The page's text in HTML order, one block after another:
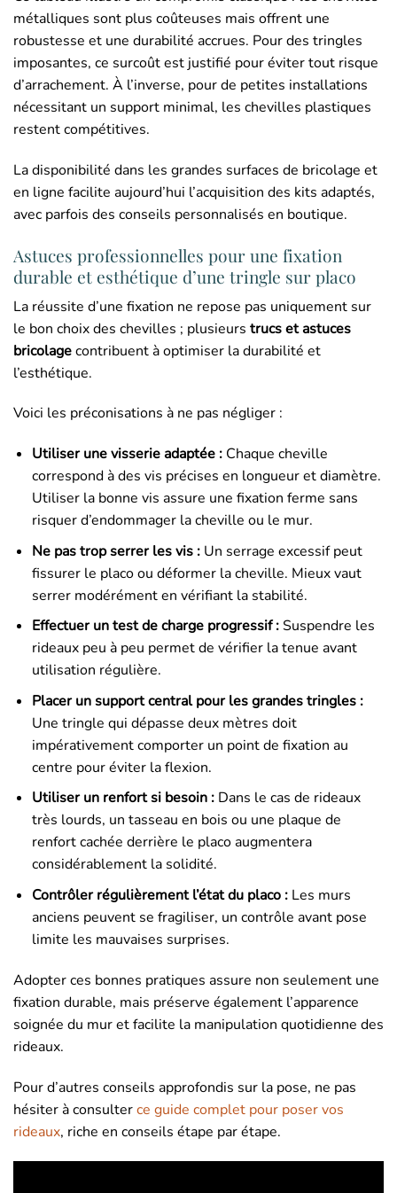
métalliques sont plus coûteuses mais offrent une
robustesse et une durabilité accrues. Pour des tringles
imposantes, ce surcoût est justifié pour éviter tout risque
d’arrachement. À l’inverse, pour de petites installations
nécessitant un support minimal, les chevilles plastiques
restent compétitives.
La disponibilité dans les grandes surfaces de bricolage et
en ligne facilite aujourd’hui l’acquisition des kits adaptés,
avec parfois des conseils personnalisés en boutique.
Astuces professionnelles pour une fixation
durable et esthétique d’une tringle sur placo
La réussite d’une fixation ne repose pas uniquement sur
le bon choix des chevilles ; plusieurs trucs et astuces
bricolagecontribuent à optimiser la durabilité et
l’esthétique.
Voici les préconisations à ne pas négliger :
Utiliser une visserie adaptée :Chaque cheville
correspond à des vis précises en longueur et diamètre.
Utiliser la bonne vis assure une fixation ferme sans
risquer d’endommager la cheville ou le mur.
Ne pas trop serrer les vis :Un serrage excessif peut
fissurer le placo ou déformer la cheville. Mieux vaut
serrer modérément en vérifiant la stabilité.
Effectuer un test de charge progressif :Suspendre les
rideaux peu à peu permet de vérifier la tenue avant
utilisation régulière.
Placer un support central pour les grandes tringles :
Une tringle qui dépasse deux mètres doit
impérativement comporter un point de fixation au
centre pour éviter la flexion.
Utiliser un renfort si besoin :Dans le cas de rideaux
très lourds, un tasseau en bois ou une plaque de
renfort cachée derrière le placo augmentera
considérablement la solidité.
Contrôler régulièrement l’état du placo :Les murs
anciens peuvent se fragiliser, un contrôle avant pose
limite les mauvaises surprises.
Adopter ces bonnes pratiques assure non seulement une
fixation durable, mais préserve également l’apparence
soignée du mur et facilite la manipulation quotidienne des
rideaux.
Pour d’autres conseils approfondis sur la pose, ne pas
hésiter à consulterce guide complet pour poser vos
rideaux, riche en conseils étape par étape.